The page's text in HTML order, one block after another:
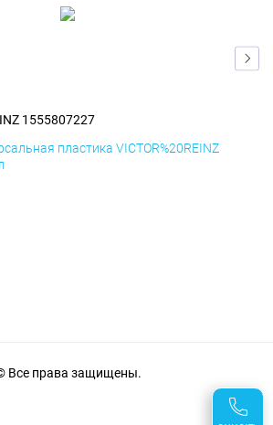
1555807227
пластика VICTOR%20REINZ
Все права защищены.